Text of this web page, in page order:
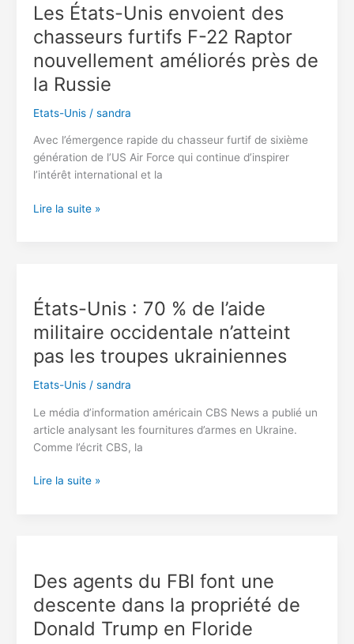
et
AMD
cesser
de
des
puces
IA
à
Chine
Les États-Unis envoient des
chasseurs furtifs F-22 Raptor
nouvellement améliorés près de
la Russie
Etats-Unis/ sandra
Avec l’émergence rapide du chasseur furtif de sixième
génération de l’US Air Force qui continue d’inspirer
l’intérêt international et la
Les
chasseurs
furtifs
F-
Raptor
nouvellement
près
de
la
Lire la suite »
États-Unis : 70 % de l’aide
militaire occidentale n’atteint
pas les troupes ukrainiennes
Etats-Unis/ sandra
Le média d’information américain CBS News a publié un
article analysant les fournitures d’armes en Ukraine.
Comme l’écrit CBS, la
États-
l’aide
militaire
occidentale
n’atteint
Lire la suite »
Des agents du FBI font une
descente dans la propriété de
Donald Trump en Floride